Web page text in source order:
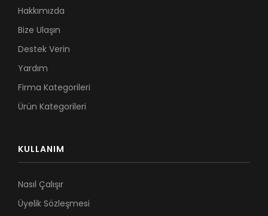
Hakkımızda
Bize Ulaşın
Destek Verin
Yardım
Firma Kategorileri
Ürün Kategorileri
KULLANIM
Nasıl Çalışır
Üyelik Sözleşmesi